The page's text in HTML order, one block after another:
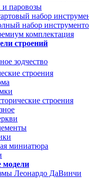
и паровозы
набор
набор
комплектация
строений
зодчество
строения
строения
миниатюра
модели
Леонардо ДаВинчи